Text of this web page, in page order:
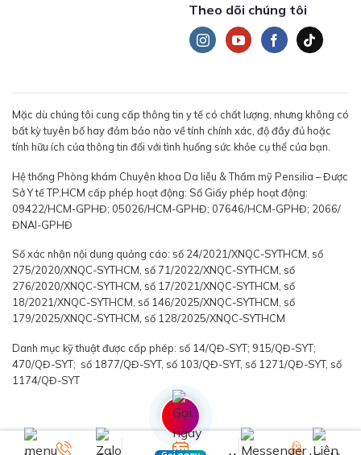
Theo dõi chúng tôi
Mặc dù chúng tôi cung cấp thông tin y tế có chất lượng, nhưng không có
bất kỳ tuyên bố hay đảm bảo nào về tính chính xác, độ đầy đủ hoặc
tính hữu ích của thông tin đối với tình huống sức khỏe cụ thể của bạn.
Hệ thống Phòng khám Chuyên khoa Da liễu & Thẩm mỹ Pensilia – Được
Sở Y tế TP.HCM cấp phép hoạt động: Số Giấy phép hoạt động:
09422/HCM-GPHĐ; 05026/HCM-GPHĐ; 07646/HCM-GPHĐ; 2066/
ĐNAI-GPHĐ
Số xác nhận nội dung quảng cáo: số 24/2021/XNQC-SYTHCM, số
275/2020/XNQC-SYTHCM, số 71/2022/XNQC-SYTHCM, số
276/2020/XNQC-SYTHCM, số 17/2021/XNQC-SYTHCM, số
18/2021/XNQC-SYTHCM, số 146/2025/XNQC-SYTHCM, số
179/2025/XNQC-SYTHCM, số 128/2025/XNQC-SYTHCM
Danh mục kỹ thuật được cấp phép: số 14/QĐ-SYT; 915/QĐ-SYT;
470/QĐ-SYT; số 1877/QĐ-SYT, số 103/QĐ-SYT, số 1271/QĐ-SYT, số
1174/QĐ-SYT